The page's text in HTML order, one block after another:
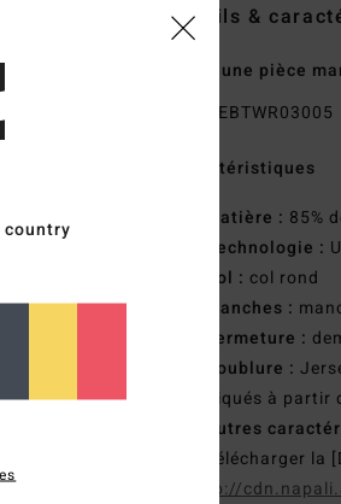
Details &
Lycra une pièce
EBTWR03005
Caractéristiques
Matière : 85%
Technologie :
Col : col rond
Manches :
Fermeture :
Doublure :
fabriqués à
Autres
Télécharger
http://
country